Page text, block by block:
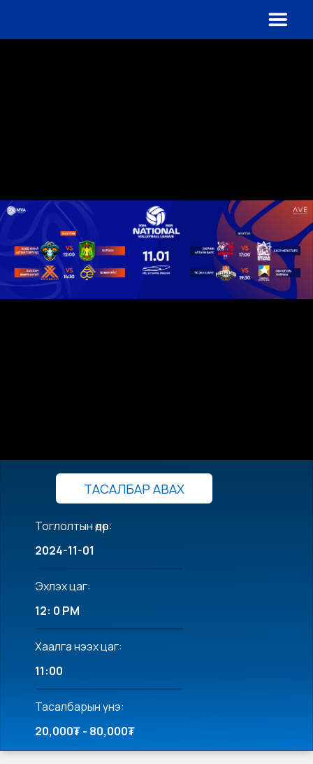
ТАСАЛБАР АВАХ
Тоглолтын өдөр:
2024-11-01
Эхлэх цаг:
12: 0 PM
Хаалга нээх цаг:
11:00
Тасалбарын үнэ:
20,000₮ - 80,000₮